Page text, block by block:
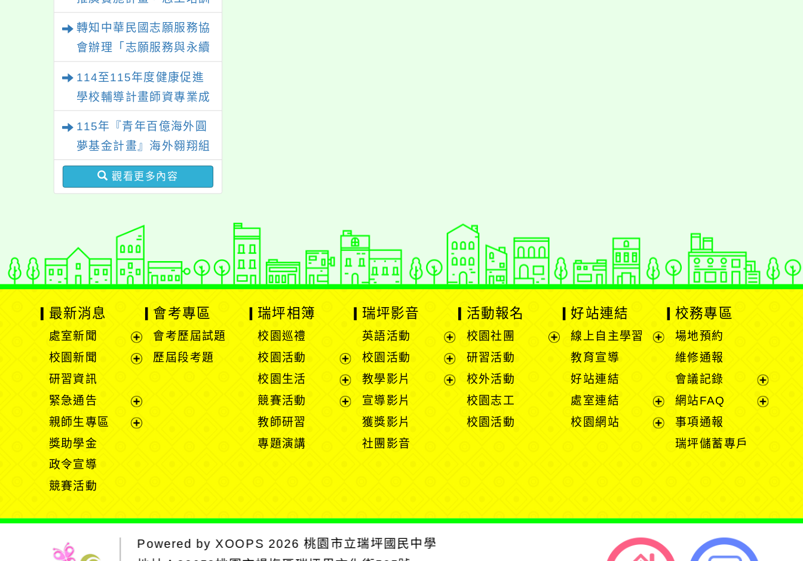
心理、諮商輔導、社會工
作等相關系所師生報名參
加。
－「生命繪本動起來」及
「玩具醫生」研習
轉知中華民國志願服務協
會辦理「志願服務與永續
114至115年度健康促進
學校輔導計畫師資專業成
115年『青年百億海外圓
夢基金計畫』海外翱翔組
G-4-6『健康學一下』澳
洲塔斯馬尼亞大學參訪活
觀看更多內容
最新消息
處室新聞
展
開
單
校園新聞
選
單
研習資訊
緊急通告
展
開
親師生專區
獎助學金
政令宣導
競賽活動
會考專區
會考歷屆試題
歷屆段考題
瑞坪相簿
校園巡禮
校園活動
展
開
選
校園生活
展
開
競賽活動
教師研習
專題演講
瑞坪影音
英語活動
展
開
選
校園活動
展
開
教學影片
宣導影片
獲獎影片
社團影音
活動報名
校園社團
研習活動
校外活動
校園志工
校園活動
好站連結
線上自主學習
單
教育宣導
好站連結
處室連結
展
校園網站
校務專區
場地預約
維修通報
會議記錄
展
開
網站FAQ
事項通報
瑞坪儲蓄專戶
Powered by XOOPS 2026桃園市立瑞坪國民中學